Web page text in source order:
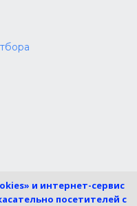
и интернет-сервис
посетителей с